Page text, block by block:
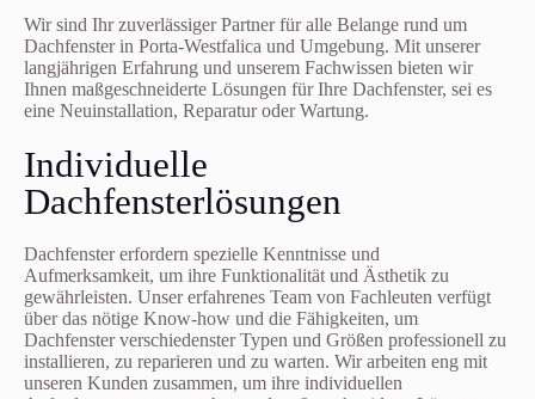
Wir sind Ihr zuverlässiger Partner für alle Belange rund um
Dachfenster in Porta-Westfalica und Umgebung. Mit unserer
langjährigen Erfahrung und unserem Fachwissen bieten wir
Ihnen maßgeschneiderte Lösungen für Ihre Dachfenster, sei es
eine Neuinstallation, Reparatur oder Wartung.
Individuelle
Dachfensterlösungen
Dachfenster erfordern spezielle Kenntnisse und
Aufmerksamkeit, um ihre Funktionalität und Ästhetik zu
gewährleisten. Unser erfahrenes Team von Fachleuten verfügt
über das nötige Know-how und die Fähigkeiten, um
Dachfenster verschiedenster Typen und Größen professionell zu
installieren, zu reparieren und zu warten. Wir arbeiten eng mit
unseren Kunden zusammen, um ihre individuellen